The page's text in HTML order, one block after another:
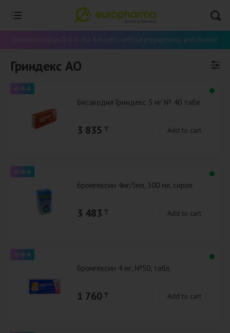
Installment plan 0-0-4 - for 4 months without prepayments and interest
Гриндекс АО
0-0-4
Бисакодил Гриндекс 5 мг № 40 табл
3 835 ₸ Add to cart
0-0-4
Бромгексин 4мг/5мл, 100 мл, сироп
3 483 ₸ Add to cart
0-0-4
Бромгексин 4 мг, №50, табл.
1 760 ₸ Add to cart